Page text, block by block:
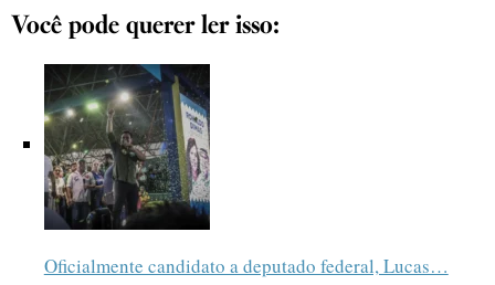
Você pode querer ler isso:
Oficialmente candidato a deputado federal, Lucas…